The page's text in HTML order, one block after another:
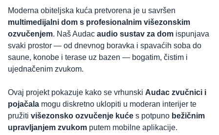
Moderna obiteljska kuća pretvorena je u savršen
multimedijalni dom s profesionalnim višezonskim
ozvučenjem. Naš Audac audio sustav za dom ispunjava
svaki prostor — od dnevnog boravka i spavaćih soba do
saune, konobe i terase uz bazen — bogatim, čistim i
ujednačenim zvukom.
Ovaj projekt pokazuje kako se vrhunski Audac zvučnici i
pojačala mogu diskretno uklopiti u moderan interijer te
pružiti višezonsko ozvučenje kuće s potpuno bežičnim
upravljanjem zvukom putem mobilne aplikacije.